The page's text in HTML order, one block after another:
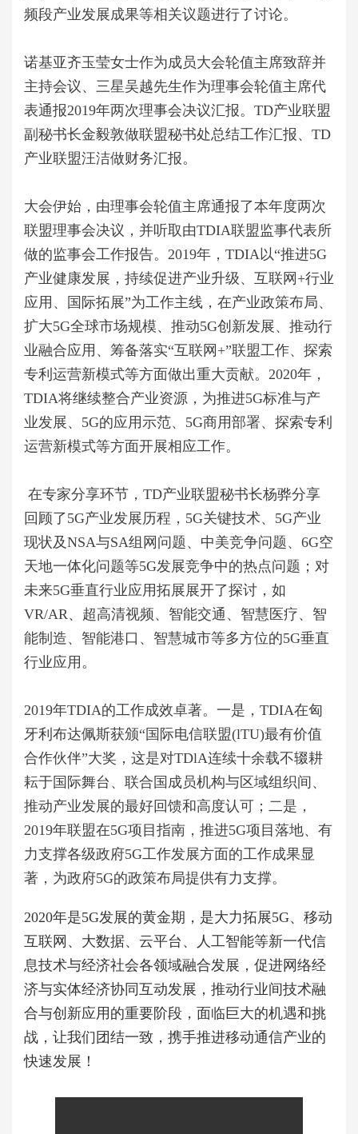
频段产业发展成果等相关议题进行了讨论。
诺基亚齐玉莹女士作为成员大会轮值主席致辞并
主持会议、三星吴越先生作为理事会轮值主席代
表通报2019年两次理事会决议汇报。 TD产业联盟
副秘书长金毅敦做联盟秘书处总结工作汇报、TD
产业联盟汪洁做财务汇报。
大会伊始，由理事会轮值主席通报了本年度两次
联盟理事会决议，并听取由TDIA联盟监事代表所
做的监事会工作报告。2019年，TDIA以“推进5G
产业健康发展，持续促进产业升级、互联网+行业
应用、国际拓展”为工作主线，在产业政策布局、
扩大5G全球市场规模、推动5G创新发展、推动行
业融合应用、筹备落实“互联网+”联盟工作、探索
专利运营新模式等方面做出重大贡献。2020年，
TDIA将继续整合产业资源，为推进5G标准与产
业发展、5G的应用示范、5G商用部署、探索专利
运营新模式等方面开展相应工作。
在专家分享环节，TD产业联盟秘书长杨骅分享
回顾了5G产业发展历程，5G关键技术、5G产业
现状及NSA与SA组网问题、中美竞争问题、6G空
天地一体化问题等5G发展竞争中的热点问题；对
未来5G垂直行业应用拓展展开了探讨，如
VR/AR、超高清视频、智能交通、智慧医疗、智
能制造、智能港口、智慧城市等多方位的5G垂直
行业应用。
2019年TDIA的工作成效卓著。一是，TDIA在匈
牙利布达佩斯获颁“国际电信联盟(lTU)最有价值
合作伙伴”大奖，这是对TDlA连续十余载不辍耕
耘于国际舞台、联合国成员机构与区域组织间、
推动产业发展的最好回馈和高度认可；二是，
2019年联盟在5G项目指南，推进5G项目落地、有
力支撑各级政府5G工作发展方面的工作成果显
著，为政府5G的政策布局提供有力支撑。
2020年是5G发展的黄金期，是大力拓展5G、移动
互联网、大数据、云平台、人工智能等新一代信
息技术与经济社会各领域融合发展，促进网络经
济与实体经济协同互动发展，推动行业间技术融
合与创新应用的重要阶段，面临巨大的机遇和挑
战，让我们团结一致，携手推进移动通信产业的
快速发展！